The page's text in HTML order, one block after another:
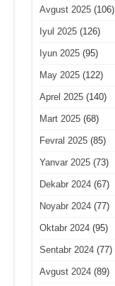
Avgust 2025(106)
Iyul 2025(126)
Iyun 2025(95)
May 2025(122)
Aprel 2025(140)
Mart 2025(68)
Fevral 2025(85)
Yanvar 2025(73)
Dekabr 2024(67)
Noyabr 2024(77)
Oktabr 2024(95)
Sentabr 2024(77)
Avgust 2024(89)